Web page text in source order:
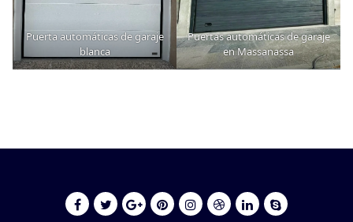
Puerta automáticas de garaje
blanca
Puertas automáticas de garaje
en Massanassa